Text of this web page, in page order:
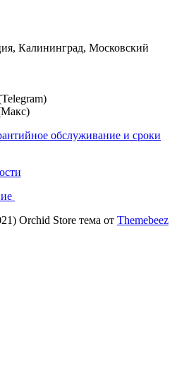
Калининград, Московский
обслуживание и сроки
Orchid Store тема от Themebeez